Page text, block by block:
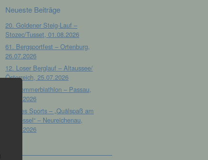
Neueste Beiträge
20. Goldener Steig-Lauf –
Stozec/Tusset, 01.08.2026
61. Bergsportfest – Ortenburg,
26.07.2026
12. Loser Berglauf – Altaussee/
Österreich, 25.07.2026
32. Sommerbiathlon – Passau,
18.07.2026
Tag des Sports – „Quälspaß am
Dreisessel“ – Neureichenau,
18.07.2026